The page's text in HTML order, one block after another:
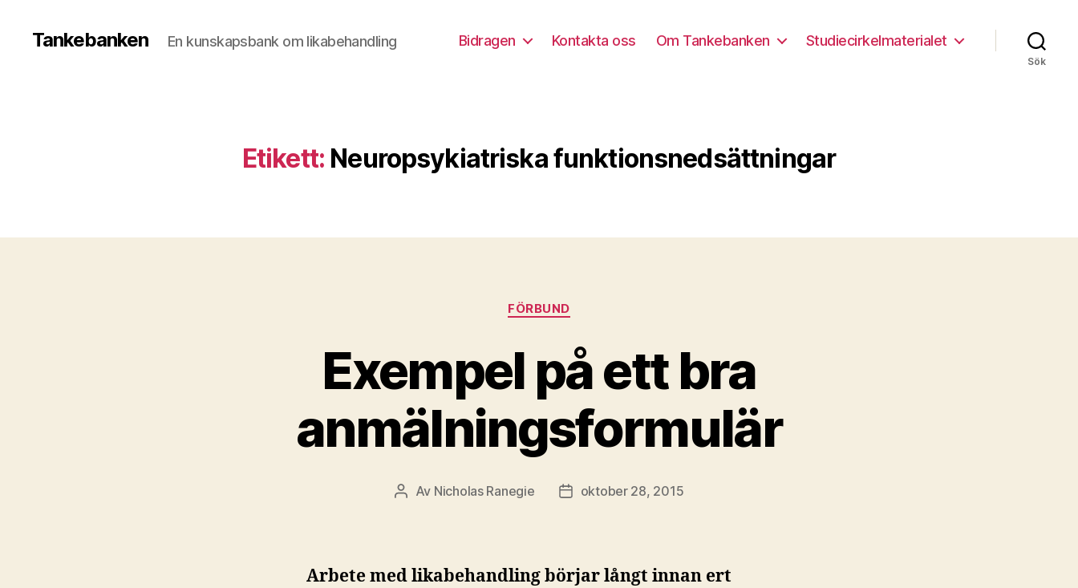
Tankebanken En kunskapsbank om likabehandling Bidragen Kontakta oss Om Tankebanken Studiecirkelmaterialet
Sök
Etikett: Neuropsykiatriska funktionsnedsättningar
Kategorier
FÖRBUND
Exempel på ett bra
anmälningsformulär
Inläggsförfattare
Av Nicholas Ranegie Inläggsdatum
oktober 28, 2015
Arbete med likabehandling börjar långt innan ert